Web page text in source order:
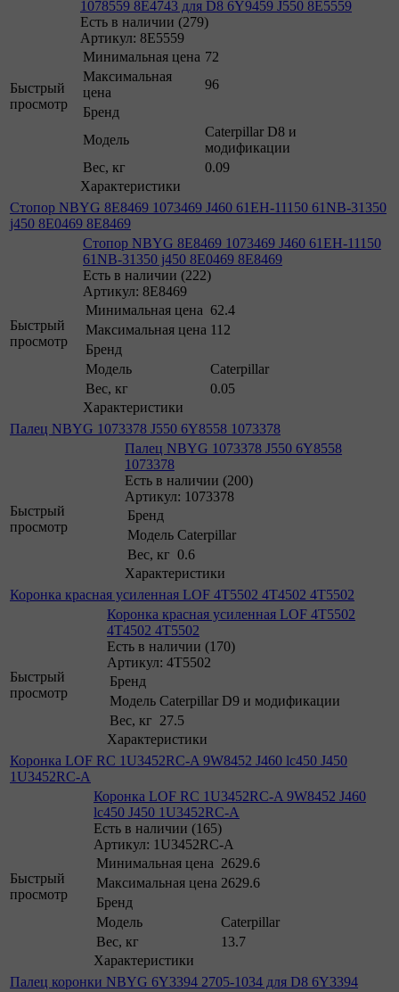
Быстрый
просмотр
1078559 8E4743 для D8 6Y9459 J550 8E5559
Есть в наличии (279)
Артикул: 8E5559
Минимальная цена 72
Максимальная
цена
96
Бренд
Модель
Caterpillar D8 и
модификации
Вес, кг
0.09
Характеристики
Стопор NBYG 8E8469 1073469 J460 61EH-11150 61NB-31350
j450 8E0469 8E8469
Быстрый
просмотр
Стопор NBYG 8E8469 1073469 J460 61EH-11150
61NB-31350 j450 8E0469 8E8469
Есть в наличии (222)
Артикул: 8E8469
Минимальная цена 62.4
Максимальная цена 112
Бренд
Модель
Caterpillar
Вес, кг
0.05
Характеристики
Палец NBYG 1073378 J550 6Y8558 1073378
Быстрый
просмотр
Палец NBYG 1073378 J550 6Y8558
1073378
Есть в наличии (200)
Артикул: 1073378
Бренд
Модель Caterpillar
Вес, кг 0.6
Характеристики
Коронка красная усиленная LOF 4T5502 4T4502 4T5502
Быстрый
просмотр
Коронка красная усиленная LOF 4T5502
4T4502 4T5502
Есть в наличии (170)
Артикул: 4T5502
Бренд
Модель Caterpillar D9 и модификации
Вес, кг 27.5
Характеристики
Коронка LOF RC 1U3452RC-A 9W8452 J460 lc450 J450
1U3452RC-A
Быстрый
просмотр
Коронка LOF RC 1U3452RC-A 9W8452 J460
lc450 J450 1U3452RC-A
Есть в наличии (165)
Артикул: 1U3452RC-A
Минимальная цена 2629.6
Максимальная цена 2629.6
Бренд
Модель
Caterpillar
Вес, кг
13.7
Характеристики
Палец коронки NBYG 6Y3394 2705-1034 для D8 6Y3394